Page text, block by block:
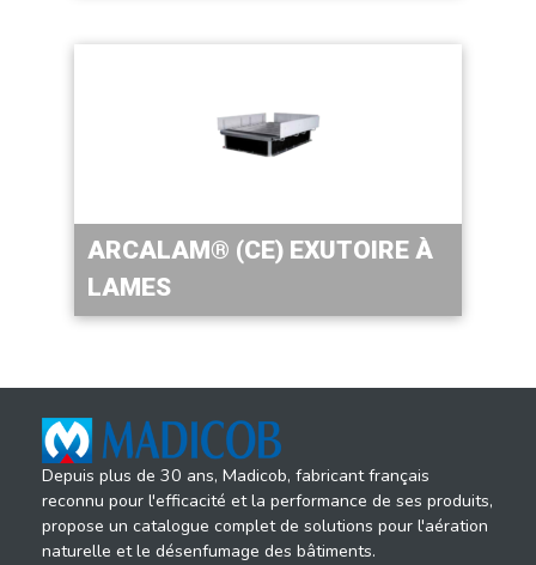
ARCALAM® (CE) EXUTOIRE À
LAMES
Depuis plus de 30 ans, Madicob, fabricant français
reconnu pour l'efficacité et la performance de ses produits,
propose un catalogue complet de solutions pour l'aération
naturelle et le désenfumage des bâtiments.